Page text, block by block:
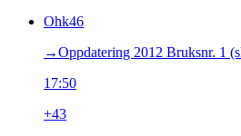
Ohk46
→‎Oppdatering 2012 Bruksnr. 1
17:50
+43